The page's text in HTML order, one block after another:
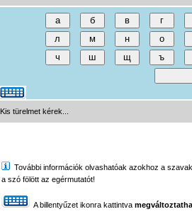
Kis türelmet kérek...
További információk olvashatóak azokhoz a
a szó fölött az egérmutatót!
A billentyűzet ikonra kattintva